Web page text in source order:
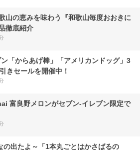
山の恵みを味わう『和歌山毎度おおきに
徹底紹介
「からあげ棒」「アメリカンドッグ」3
きセールを開催中！
富良野メロンがセブン‐イレブン限定で
の出たよ～「1本丸ごとはかさばるの